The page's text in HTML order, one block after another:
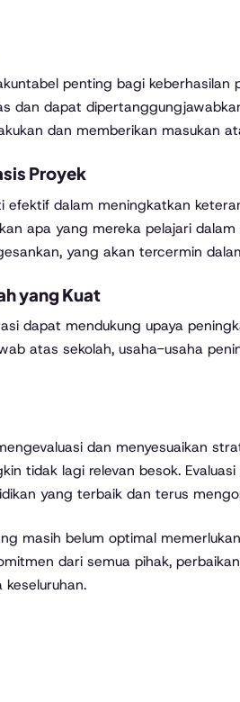
penting bagi keberhasilan
dan dapat
dan memberikan masukan
Proyek
efektif dalam meningkatkan
apa yang mereka pelajari
yang akan tercermin
yang Kuat
dapat mendukung upaya
atas sekolah, usaha-usaha
dan menyesuaikan
tidak lagi relevan besok.
yang terbaik dan terus
masih belum optimal
dari semua pihak,